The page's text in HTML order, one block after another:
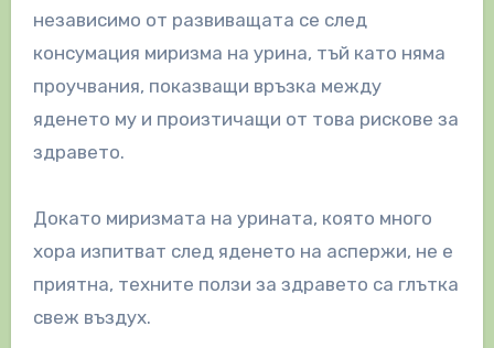
независимо от развиващата се след
консумация миризма на урина, тъй като няма
проучвания, показващи връзка между
яденето му и произтичащи от това рискове за
здравето.
Докато миризмата на урината, която много
хора изпитват след яденето на аспержи, не е
приятна, техните ползи за здравето са глътка
свеж въздух.